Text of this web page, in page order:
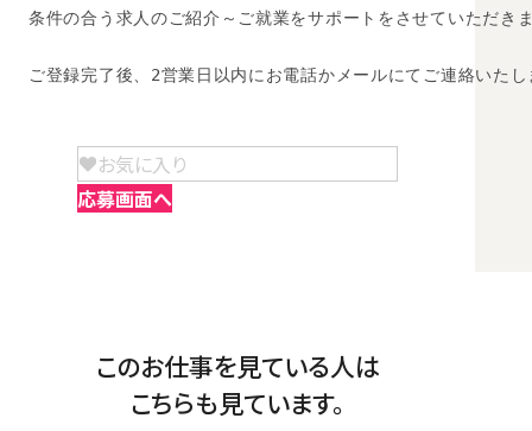
条件の合う求人のご紹介～ご就業をサポートをさせていただき
ご登録完了後、2営業日以内にお電話かメールにてご連絡いたし
お気に入り
応募画面へ
このお仕事を見ている人は
こちらも見ています。